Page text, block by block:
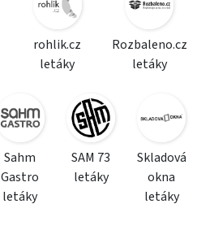
rohlik.cz
letáky
Rozbaleno.cz
letáky
Sahm
Gastro
letáky
SAM 73
letáky
Skladová
okna
letáky